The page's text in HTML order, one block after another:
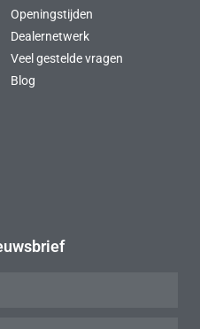
Openingstijden
Dealernetwerk
Veel gestelde vragen
Blog